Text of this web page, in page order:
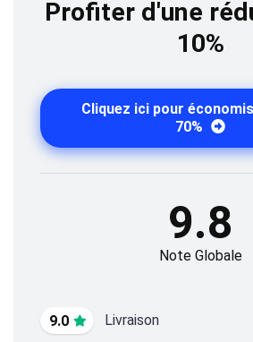
Profiter d'une
10%
Cliquez ici pour
70%
9.0 Livraison
9.8
Note Globale